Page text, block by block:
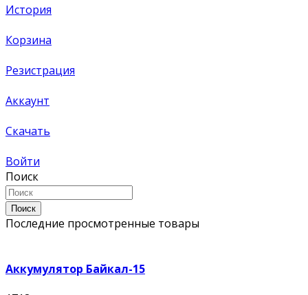
История
Корзина
Резистрация
Аккаунт
Скачать
Войти
Поиск
Поиск
Последние просмотренные товары
Аккумулятор Байкал-15